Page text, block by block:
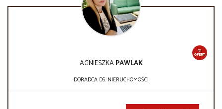
91
OFERT
AGNIESZKAPAWLAK
DORADCA DS. NIERUCHOMOŚCI